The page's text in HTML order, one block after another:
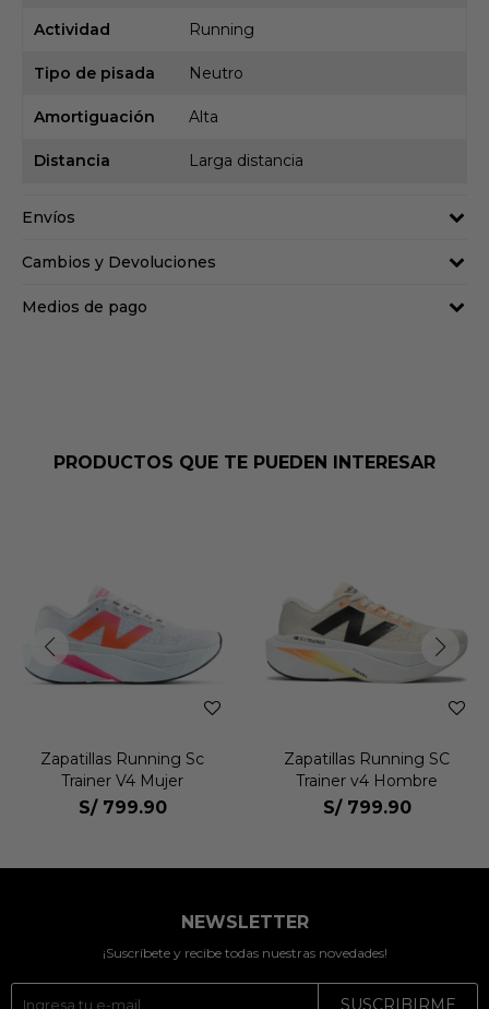
Envíos
Cambios y Devoluciones
Medios de pago
Actividad Running
Tipo de pisada Neutro
Amortiguación Alta
Distancia Larga distancia
PRODUCTOS QUE TE PUEDEN INTERESAR
Zapatillas Running Sc
Trainer V4 Mujer
S/ 799.90
Zapatillas Running SC
Trainer v4 Hombre
S/ 799.90
NEWSLETTER
¡Suscríbete y recibe todas nuestras novedades!
SUSCRIBIRME